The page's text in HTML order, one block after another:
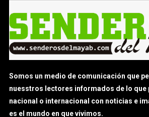
Somos un medio de comunicación que
nuesstros lectores informados de lo que
nacional o internacional con noticias e
es el mundo en que vivimos.